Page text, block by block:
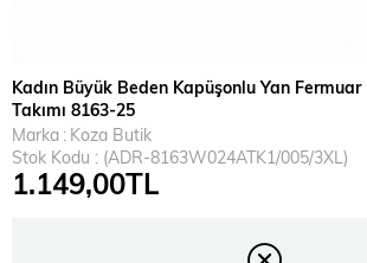
Kadın Büyük Beden Kapüşonlu Yan
Takımı 8163-25
Marka : Koza Butik
Stok Kodu
(ADR-8163W024ATK1/005/3XL)
1.149,00TL